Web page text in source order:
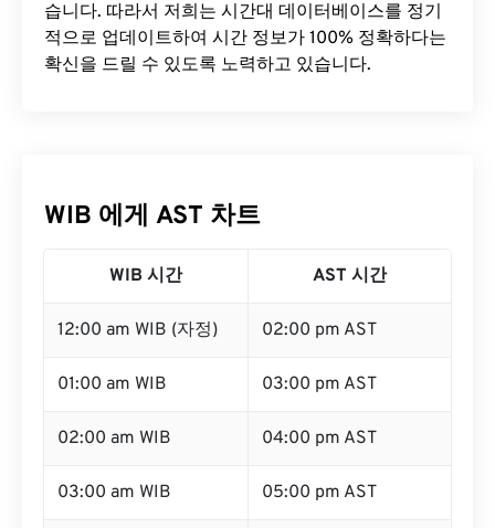
습니다. 따라서 저희는 시간대 데이터베이스를 정기
적으로 업데이트하여 시간 정보가 100% 정확하다는
확신을 드릴 수 있도록 노력하고 있습니다.
WIB 에게 AST 차트
WIB 시간 AST 시간
12:00 am WIB (자정) 02:00 pm AST
01:00 am WIB 03:00 pm AST
02:00 am WIB 04:00 pm AST
03:00 am WIB 05:00 pm AST